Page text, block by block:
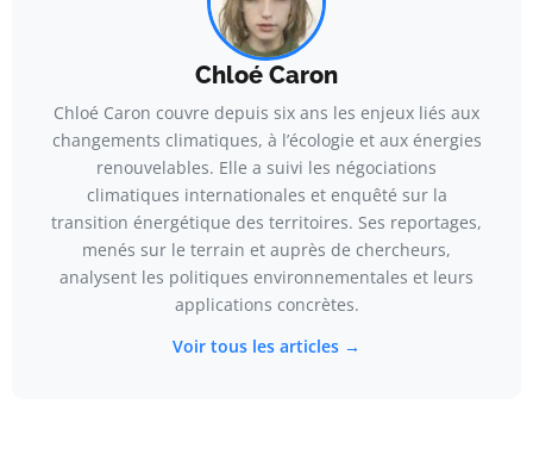
Chloé Caron
Chloé Caron couvre depuis six ans les enjeux liés aux
changements climatiques, à l’écologie et aux énergies
renouvelables. Elle a suivi les négociations
climatiques internationales et enquêté sur la
transition énergétique des territoires. Ses reportages,
menés sur le terrain et auprès de chercheurs,
analysent les politiques environnementales et leurs
applications concrètes.
Voir tous les articles →